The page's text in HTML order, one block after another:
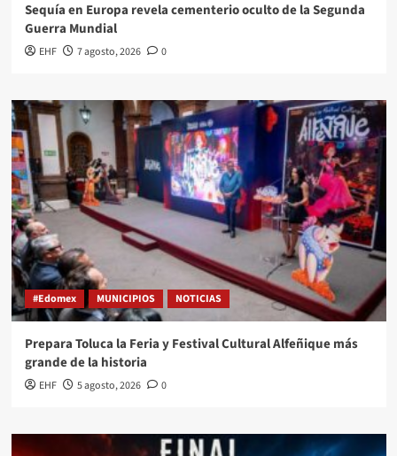
Sequía en Europa revela cementerio oculto de la Segunda
Guerra Mundial
EHF 7 agosto, 2026 0
#Edomex MUNICIPIOS NOTICIAS
Prepara Toluca la Feria y Festival Cultural Alfeñique más
grande de la historia
EHF 5 agosto, 2026 0